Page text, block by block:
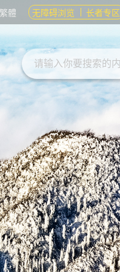
繁體 无障碍浏览 长者专区